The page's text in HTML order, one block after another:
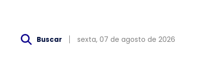
Buscar sexta, 07 de agosto de 2026